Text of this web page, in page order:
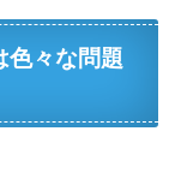
色々な問題